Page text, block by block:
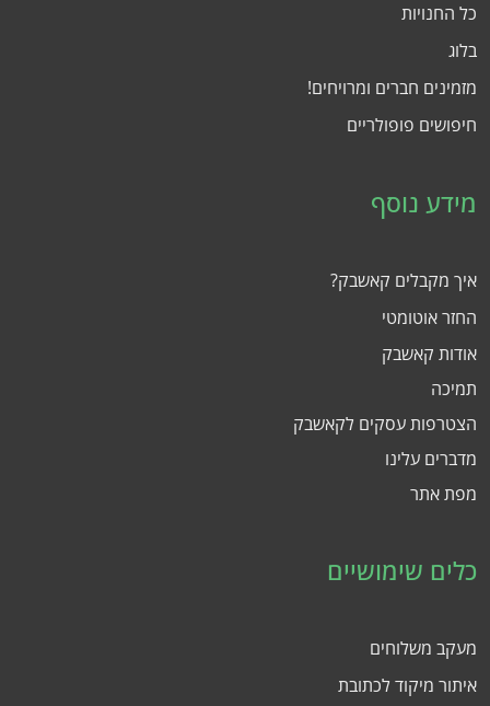
כל החנויות
בלוג
מזמינים חברים ומרויחים!
חיפושים פופולריים
מידע נוסף
איך מקבלים קאשבק?
החזר אוטומטי
אודות קאשבק
תמיכה
הצטרפות עסקים לקאשבק
מדברים עלינו
מפת אתר
כלים שימושיים
מעקב משלוחים
איתור מיקוד לכתובת